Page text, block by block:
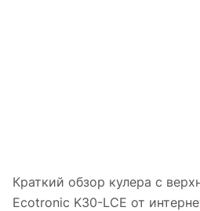
Краткий обзор кулера с
Ecotronic K30-LCE от